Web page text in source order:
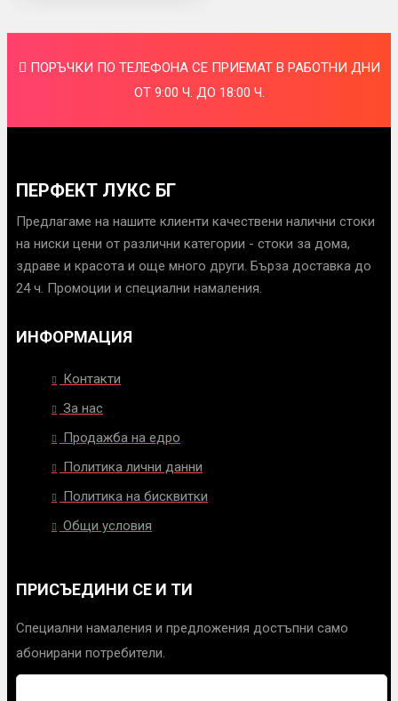
ПОРЪЧКИ ПО ТЕЛЕФОНА СЕ ПРИЕМАТ В РАБОТНИ ДНИ
ОТ 9:00 Ч. ДО 18:00 Ч.
ПЕРФЕКТ ЛУКС БГ
Предлагаме на нашите клиенти качествени налични стоки
на ниски цени от различни категории - стоки за дома,
здраве и красота и още много други. Бърза доставка до
24 ч. Промоции и специални намаления.
ИНФОРМАЦИЯ
Контакти
За нас
Продажба на едро
Политика лични данни
Политика на бисквитки
Общи условия
ПРИСЪЕДИНИ СЕ И ТИ
Специални намаления и предложения достъпни само
абонирани потребители.